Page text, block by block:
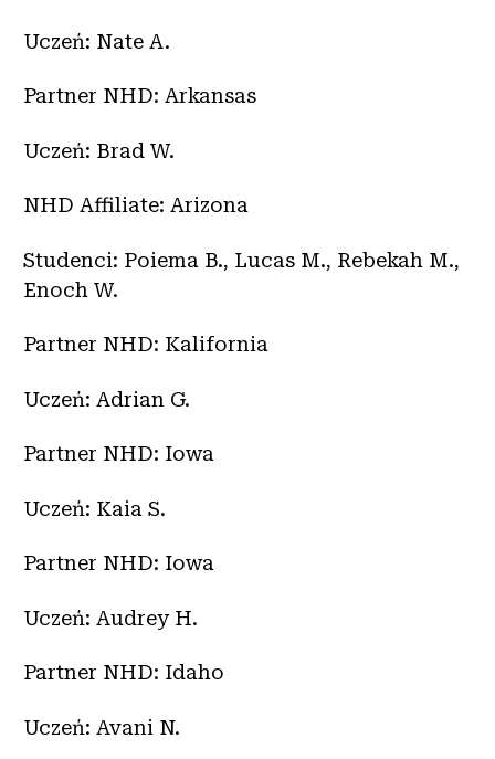
Uczeń: Nate A.
Partner NHD: Arkansas
Uczeń: Brad W.
NHD Affiliate: Arizona
Studenci: Poiema B., Lucas M., Rebekah M.,
Enoch W.
Partner NHD: Kalifornia
Uczeń: Adrian G.
Partner NHD: Iowa
Uczeń: Kaia S.
Partner NHD: Iowa
Uczeń: Audrey H.
Partner NHD: Idaho
Uczeń: Avani N.